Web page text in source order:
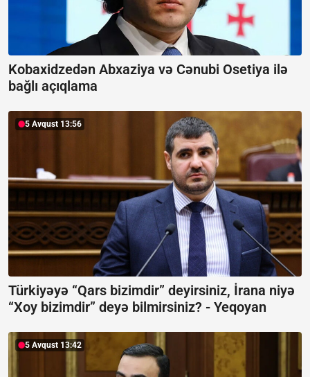
Kobaxidzedən Abxaziya və Cənubi Osetiya ilə
bağlı açıqlama
5 Avqust 13:56
Türkiyəyə “Qars bizimdir” deyirsiniz, İrana niyə
“Xoy bizimdir” deyə bilmirsiniz? - Yeqoyan
5 Avqust 13:42